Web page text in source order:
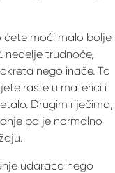
ćete moći malo bolje
nedelje trudnoće,
nego inače. To
raste u materici i
Drugim riječima,
pa je normalno
udaraca nego